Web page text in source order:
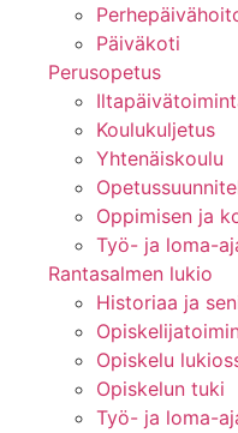
Päiväkoti
Perusopetus
Koulukuljetus
Yhtenäiskoulu
Oppimisen ja
Työ- ja loma-
Rantasalmen lukio
Historiaa ja
Opiskelu
Opiskelun tuki
Työ- ja loma-